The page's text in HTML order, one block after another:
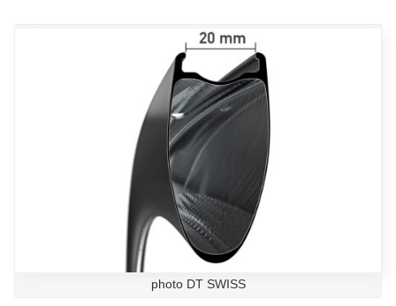
photo DT SWISS